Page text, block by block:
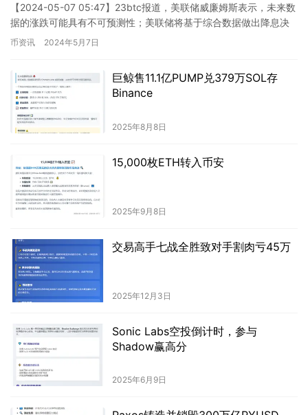
【2024-05-07 05:47】23btc报道，美联储威廉姆斯表示，未来数
据的涨跌可能具有不可预测性；美联储将基于综合数据做出降息决
策；最终美联储将采取降息措施。 这则新闻是关…
币资讯 2024年5月7日
巨鲸售11.1亿PUMP兑379万SOL存
Binance
2025年8月8日
15,000枚ETH转入币安
2025年9月8日
交易高手七战全胜致对手割肉亏45万
2025年12月3日
Sonic Labs空投倒计时，参与
Shadow赢高分
2025年6月9日